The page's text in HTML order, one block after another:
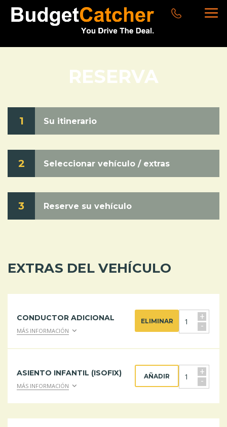
RESERVA
1 Su itinerario
2 Seleccionar vehículo / extras
3 Reserve su vehículo
EXTRAS DEL VEHÍCULO
CONDUCTOR ADICIONAL
MÁS INFORMACIÓN
+
-
ELIMINAR
ASIENTO INFANTIL (ISOFIX)
MÁS INFORMACIÓN
+
-
AÑADIR